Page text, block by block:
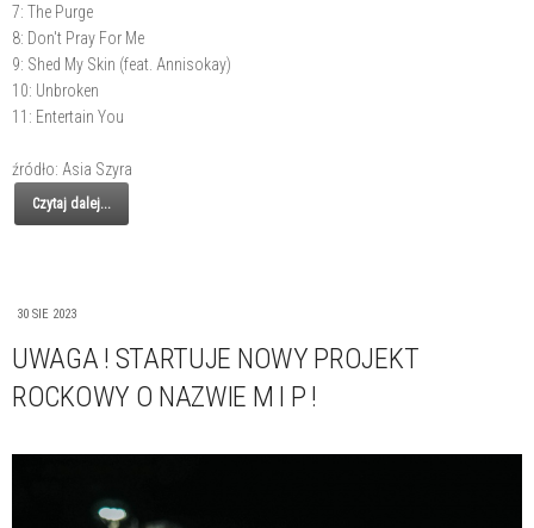
7: The Purge
8: Don't Pray For Me
9: Shed My Skin (feat. Annisokay)
10: Unbroken
11: Entertain You
źródło: Asia Szyra
Czytaj dalej...
30 SIE 2023
UWAGA ! STARTUJE NOWY PROJEKT
ROCKOWY O NAZWIE M I P !